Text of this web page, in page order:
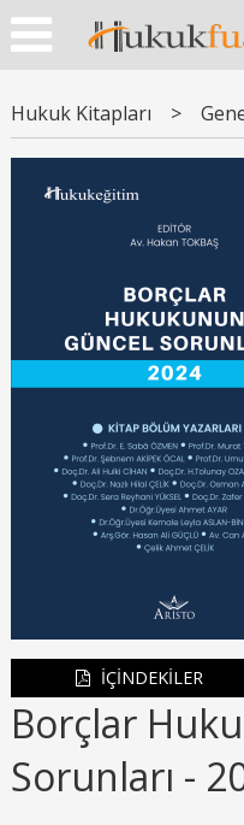
Hukuk Kitapları >
İÇİNDEKİLER
Borçlar
Sorunları -